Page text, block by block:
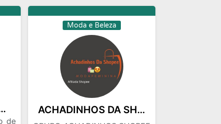
a
Estética 🦅
de
Moda e Beleza
ACHADINHOS DA SHOPEE 🛍️💥